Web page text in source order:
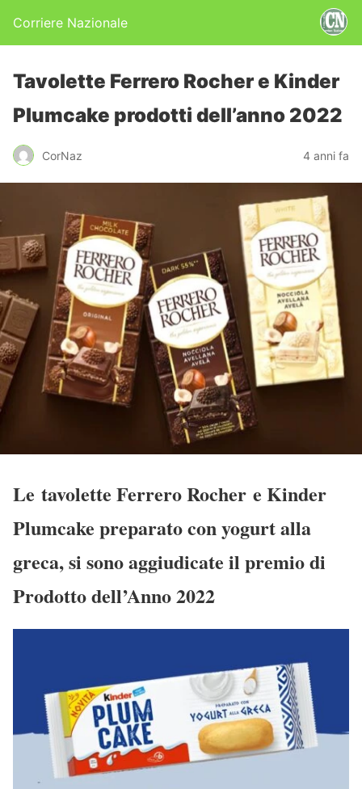
Corriere Nazionale
Tavolette Ferrero Rocher e Kinder
Plumcake prodotti dell’anno 2022
CorNaz 4 anni fa
Le tavolette Ferrero Rocher e Kinder
Plumcake preparato con yogurt alla
greca, si sono aggiudicate il premio di
Prodotto dell’Anno 2022